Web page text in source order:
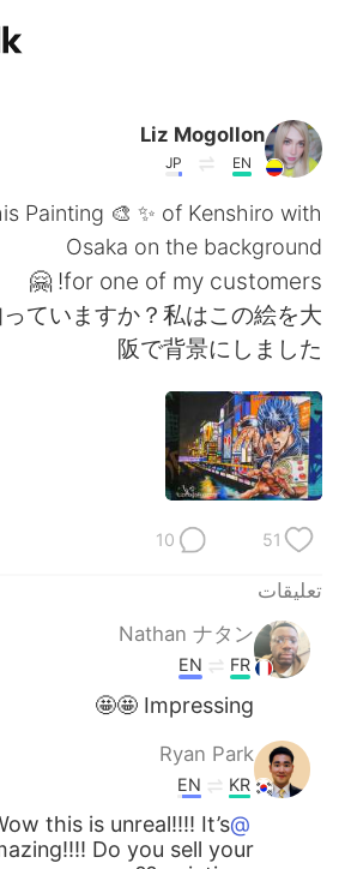
Liz Mogollon
EN
JP
Painting 🎨 ✨ of Kenshiro with
Osaka on the background
for one of my customers! 🤗
ていますか？私はこの絵を大
阪で背景にしました
51
10
تعليقات
Nathan ナタン
FR
EN
Impressing 🤩🤩
Ryan Park
KR
EN
@Liz Mogollon
this is unreal!!!! It’s
Do you sell your